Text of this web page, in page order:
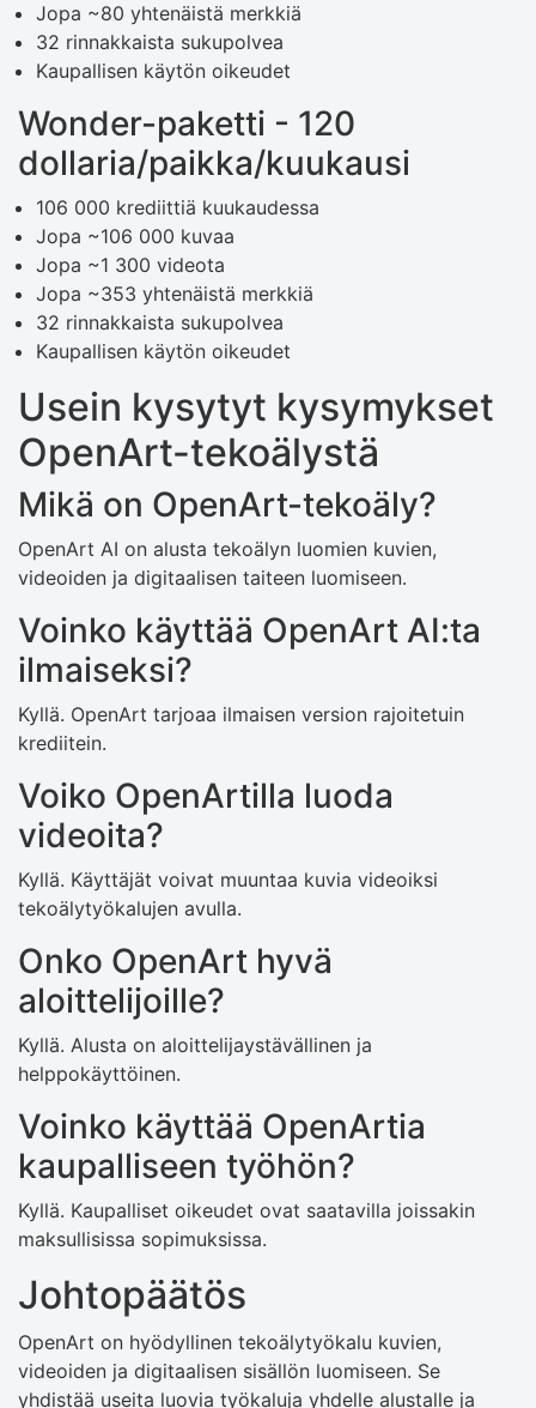
Jopa ~80 yhtenäistä merkkiä
32 rinnakkaista sukupolvea
Kaupallisen käytön oikeudet
Wonder-paketti - 120
dollaria/paikka/kuukausi
106 000 krediittiä kuukaudessa
Jopa ~106 000 kuvaa
Jopa ~1 300 videota
Jopa ~353 yhtenäistä merkkiä
32 rinnakkaista sukupolvea
Kaupallisen käytön oikeudet
Usein kysytyt kysymykset
OpenArt-tekoälystä
Mikä on OpenArt-tekoäly?
OpenArt AI on alusta tekoälyn luomien kuvien,
videoiden ja digitaalisen taiteen luomiseen.
Voinko käyttää OpenArt AI:ta
ilmaiseksi?
Kyllä. OpenArt tarjoaa ilmaisen version rajoitetuin
krediitein.
Voiko OpenArtilla luoda
videoita?
Kyllä. Käyttäjät voivat muuntaa kuvia videoiksi
tekoälytyökalujen avulla.
Onko OpenArt hyvä
aloittelijoille?
Kyllä. Alusta on aloittelijaystävällinen ja
helppokäyttöinen.
Voinko käyttää OpenArtia
kaupalliseen työhön?
Kyllä. Kaupalliset oikeudet ovat saatavilla joissakin
maksullisissa sopimuksissa.
Johtopäätös
OpenArt on hyödyllinen tekoälytyökalu kuvien,
videoiden ja digitaalisen sisällön luomiseen. Se
yhdistää useita luovia työkaluja yhdelle alustalle ja